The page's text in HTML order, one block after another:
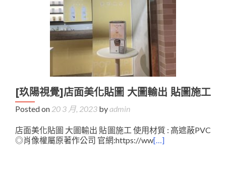
[玖陽視覺]店面美化貼圖 大圖輸出 貼圖施工
Posted on 20 3 月, 2023 byadmin
店面美化貼圖 大圖輸出 貼圖施工 使用材質 : 高遮蔽PVC
◎肖像權屬原著作公司 官網:https://ww[…]